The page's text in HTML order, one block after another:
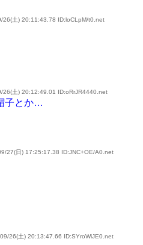
26(土) 20:11:43.78 ID:loCLpM/t0.net
26(土) 20:12:49.01 ID:oRrJR4440.net
子とか…
27(日) 17:25:17.38 ID:JNC+OE/A0.net
26(土) 20:13:47.66 ID:SYroWiJE0.net